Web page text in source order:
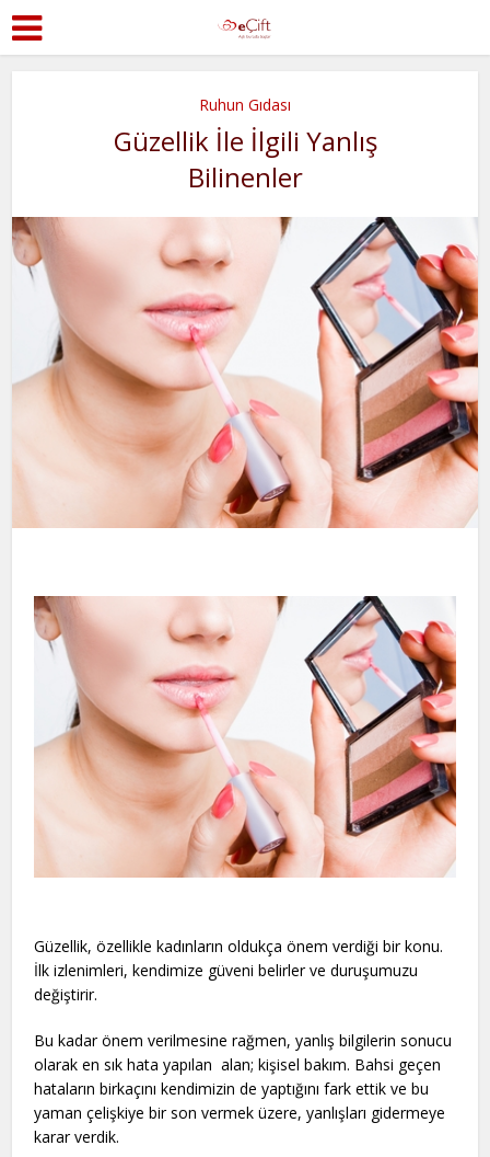
Ruhun Gıdası
Güzellik İle İlgili Yanlış
Bilinenler
Güzellik, özellikle kadınların oldukça önem verdiği bir konu.
İlk izlenimleri, kendimize güveni belirler ve duruşumuzu
değiştirir.
Bu kadar önem verilmesine rağmen, yanlış bilgilerin sonucu
olarak en sık hata yapılan alan; kişisel bakım. Bahsi geçen
hataların birkaçını kendimizin de yaptığını fark ettik ve bu
yaman çelişkiye bir son vermek üzere, yanlışları gidermeye
karar verdik.